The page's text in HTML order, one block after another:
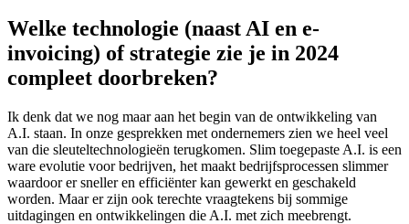
Welke technologie (naast AI en e-
invoicing) of strategie zie je in 2024
compleet doorbreken?
Ik denk dat we nog maar aan het begin van de ontwikkeling van
A.I. staan. In onze gesprekken met ondernemers zien we heel veel
van die sleuteltechnologieën terugkomen. Slim toegepaste A.I. is een
ware evolutie voor bedrijven, het maakt bedrijfsprocessen slimmer
waardoor er sneller en efficiënter kan gewerkt en geschakeld
worden. Maar er zijn ook terechte vraagtekens bij sommige
uitdagingen en ontwikkelingen die A.I. met zich meebrengt.